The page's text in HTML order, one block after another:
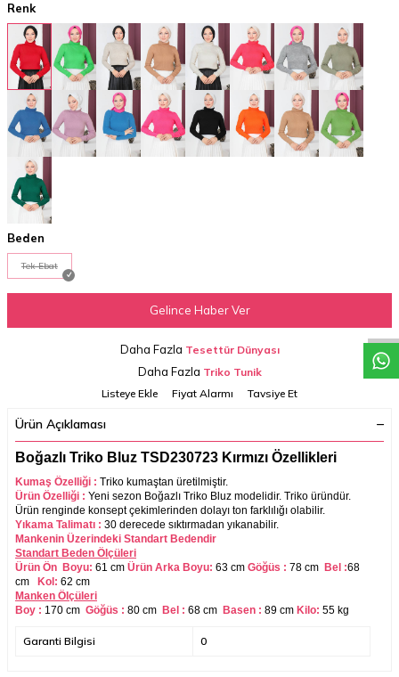
W
h
a
t
a
p
p
D
e
s
t
e
H
a
t
t
Renk
Beden
Tek Ebat
Gelince Haber Ver
Daha Fazla Tesettür Dünyası
Daha Fazla Triko Tunik
Listeye Ekle
Fiyat Alarmı Tavsiye Et
Ürün Açıklaması
Boğazlı Triko Bluz TSD230723 Kırmızı Özellikleri
Kumaş Özelliği : Triko kumaştan üretilmiştir.
Ürün Özelliği : Yeni sezon Boğazlı Triko Bluz modelidir. Triko üründür.
Ürün renginde konsept çekimlerinden dolayı ton farklılığı olabilir.
Yıkama Talimatı : 30 derecede sıktırmadan yıkanabilir.
Mankenin Üzerindeki Standart Bedendir
Standart Beden Ölçüleri
Ürün Ön Boyu: 61 cm Ürün Arka Boyu: 63 cm Göğüs : 78 cm Bel :68
cm
Kol: 62 cm
Manken Ölçüleri
Boy : 170 cm Göğüs : 80 cm Bel : 68 cm Basen : 89 cm Kilo: 55 kg
Garanti Bilgisi 0